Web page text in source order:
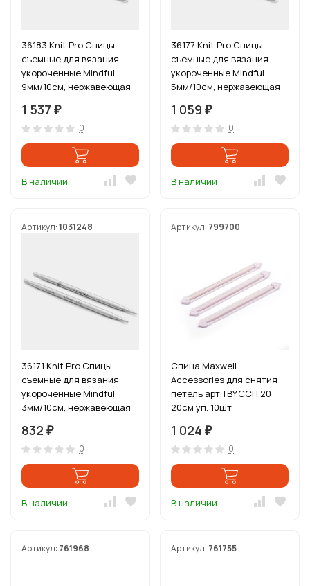
36183 Knit Pro Спицы
съемные для вязания
укороченные Mindful
9мм/10см, нержавеющая
1 537 ₽
0
В наличии
36177 Knit Pro Спицы
съемные для вязания
укороченные Mindful
5мм/10см, нержавеющая
1 059 ₽
0
В наличии
Артикул:1031248
36171 Knit Pro Спицы
съемные для вязания
укороченные Mindful
3мм/10см, нержавеющая
832 ₽
0
В наличии
Артикул: 799700
Спица Maxwell
Accessories для снятия
петель арт.TBY.ССП.20
20см уп. 10шт
1 024 ₽
0
В наличии
Артикул: 761968 Артикул: 761755